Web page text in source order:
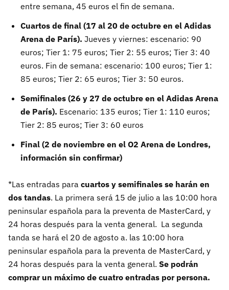
entre semana, 45 euros el fin de semana.
Cuartos de final (17 al 20 de octubre en el Adidas
Arena de París). Jueves y viernes: escenario: 90
euros; Tier 1: 75 euros; Tier 2: 55 euros; Tier 3: 40
euros. Fin de semana: escenario: 100 euros; Tier 1:
85 euros; Tier 2: 65 euros; Tier 3: 50 euros.
Semifinales (26 y 27 de octubre en el Adidas Arena
de París). Escenario: 135 euros; Tier 1: 110 euros;
Tier 2: 85 euros; Tier 3: 60 euros
Final (2 de noviembre en el O2 Arena de Londres,
información sin confirmar)
*Las entradas para cuartos y semifinales se harán en
dos tandas. La primera será 15 de julio a las 10:00 hora
peninsular española para la preventa de MasterCard, y
24 horas después para la venta general. La segunda
tanda se hará el 20 de agosto a. las 10:00 hora
peninsular española para la preventa de MasterCard, y
24 horas después para la venta general. Se podrán
comprar un máximo de cuatro entradas por persona.